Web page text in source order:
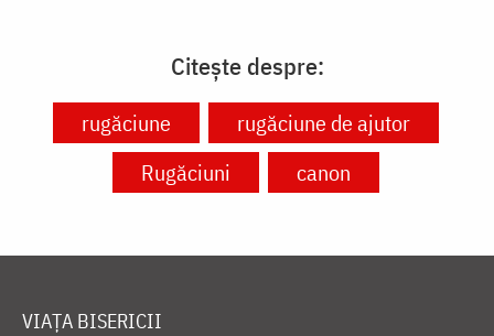
Citește despre:
rugăciune
rugăciune de ajutor
Rugăciuni
canon
VIAȚA BISERICII